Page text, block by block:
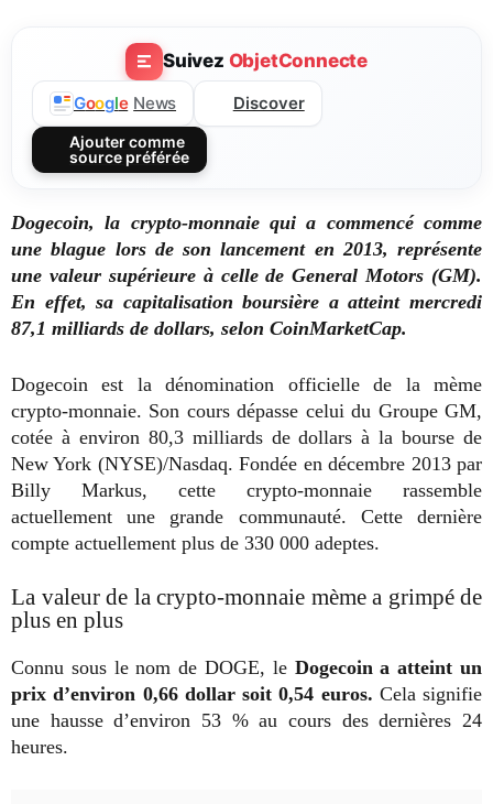
Suivez ObjetConnecte
Google News Discover
Ajouter comme
source préférée
Dogecoin, la crypto-monnaie qui a commencé comme
une blague lors de son lancement en 2013, représente
une valeur supérieure à celle de General Motors (GM).
En effet, sa capitalisation boursière a atteint mercredi
87,1 milliards de dollars, selon CoinMarketCap.
Dogecoin est la dénomination officielle de la mème
crypto-monnaie. Son cours dépasse celui du Groupe GM,
cotée à environ 80,3 milliards de dollars à la bourse de
New York (NYSE)/Nasdaq. Fondée en décembre 2013 par
Billy Markus, cette crypto-monnaie rassemble
actuellement une grande communauté. Cette dernière
compte actuellement plus de 330 000 adeptes.
La valeur de la crypto-monnaie mème a grimpé de
plus en plus
Connu sous le nom de DOGE, leDogecoin a atteint un
prix d’environ 0,66 dollar soit 0,54 euros. Cela signifie
une hausse d’environ 53 % au cours des dernières 24
heures.